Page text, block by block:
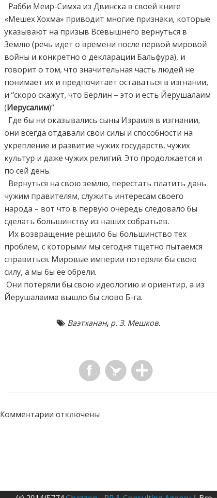
Рабби Меир-Симха из Двинска в своей книге
«Мешех Хохма» приводит многие признаки, которые
указывают на призыв Всевышнего вернуться в
Землю (речь идет о времени после первой мировой
войны и конкретно о декларации Бальфура), и
говорит о том, что значительная часть людей не
понимает их и предпочитает оставаться в изгнании,
и “скоро скажут, что Берлин – это и есть Йерушалаим
(Иерусалим)”.
Где бы ни оказывались сыны Израиля в изгнании,
они всегда отдавали свои силы и способности на
укрепление и развитие чужих государств, чужих
культур и даже чужих религий. Это продолжается и
по сей день.
Вернуться на свою землю, перестать платить дань
чужим правителям, служить интересам своего
народа – вот что в первую очередь следовало бы
сделать большинству из наших собратьев.
Их возвращение решило бы большинство тех
проблем, с которыми мы сегодня тщетно пытаемся
справиться. Мировые империи потеряли бы свою
силу, а мы бы ее обрели.
Они потеряли бы свою идеологию и ориентир, а из
Йерушалаима вышло бы слово Б-га.
Ваэтханан, р. З. Мешков.
Комментарии отключены